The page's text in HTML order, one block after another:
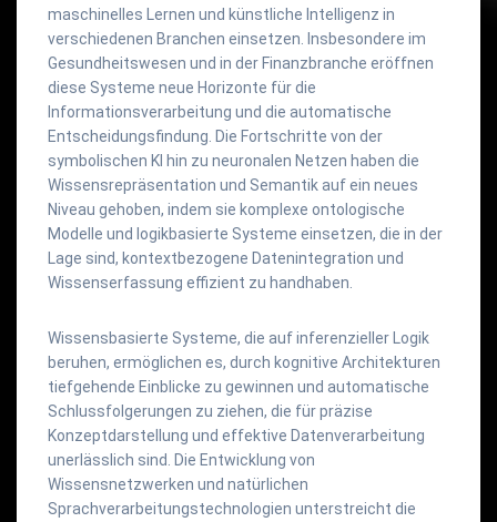
maschinelles Lernen und künstliche Intelligenz in
verschiedenen Branchen einsetzen. Insbesondere im
Gesundheitswesen und in der Finanzbranche eröffnen
diese Systeme neue Horizonte für die
Informationsverarbeitung und die automatische
Entscheidungsfindung. Die Fortschritte von der
symbolischen KI hin zu neuronalen Netzen haben die
Wissensrepräsentation und Semantik auf ein neues
Niveau gehoben, indem sie komplexe ontologische
Modelle und logikbasierte Systeme einsetzen, die in der
Lage sind, kontextbezogene Datenintegration und
Wissenserfassung effizient zu handhaben.
Wissensbasierte Systeme, die auf inferenzieller Logik
beruhen, ermöglichen es, durch kognitive Architekturen
tiefgehende Einblicke zu gewinnen und automatische
Schlussfolgerungen zu ziehen, die für präzise
Konzeptdarstellung und effektive Datenverarbeitung
unerlässlich sind. Die Entwicklung von
Wissensnetzwerken und natürlichen
Sprachverarbeitungstechnologien unterstreicht die